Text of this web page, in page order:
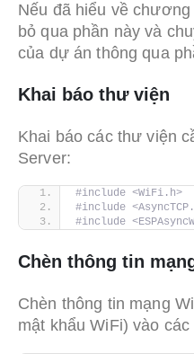
Nếu đã hiểu về
bỏ qua phần này và
của dự án thông qua
Khai báo thư viện
Khai báo các thư viện
Server:
#include <WiFi.h>
#include
#include
Chèn thông tin
Chèn thông tin mạng
mật khẩu WiFi) vào các